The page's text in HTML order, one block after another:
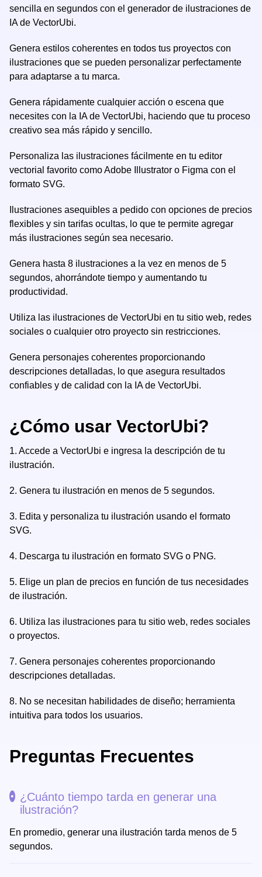
sencilla en segundos con el generador de ilustraciones de
IA de VectorUbi.
Genera estilos coherentes en todos tus proyectos con
ilustraciones que se pueden personalizar perfectamente
para adaptarse a tu marca.
Genera rápidamente cualquier acción o escena que
necesites con la IA de VectorUbi, haciendo que tu proceso
creativo sea más rápido y sencillo.
Personaliza las ilustraciones fácilmente en tu editor
vectorial favorito como Adobe Illustrator o Figma con el
formato SVG.
Ilustraciones asequibles a pedido con opciones de precios
flexibles y sin tarifas ocultas, lo que te permite agregar
más ilustraciones según sea necesario.
Genera hasta 8 ilustraciones a la vez en menos de 5
segundos, ahorrándote tiempo y aumentando tu
productividad.
Utiliza las ilustraciones de VectorUbi en tu sitio web, redes
sociales o cualquier otro proyecto sin restricciones.
Genera personajes coherentes proporcionando
descripciones detalladas, lo que asegura resultados
confiables y de calidad con la IA de VectorUbi.
¿Cómo usar VectorUbi?
1. Accede a VectorUbi e ingresa la descripción de tu
ilustración.
2. Genera tu ilustración en menos de 5 segundos.
3. Edita y personaliza tu ilustración usando el formato
SVG.
4. Descarga tu ilustración en formato SVG o PNG.
5. Elige un plan de precios en función de tus necesidades
de ilustración.
6. Utiliza las ilustraciones para tu sitio web, redes sociales
o proyectos.
7. Genera personajes coherentes proporcionando
descripciones detalladas.
8. No se necesitan habilidades de diseño; herramienta
intuitiva para todos los usuarios.
Preguntas Frecuentes
¿Cuánto tiempo tarda en generar una
ilustración?
En promedio, generar una ilustración tarda menos de 5
segundos.